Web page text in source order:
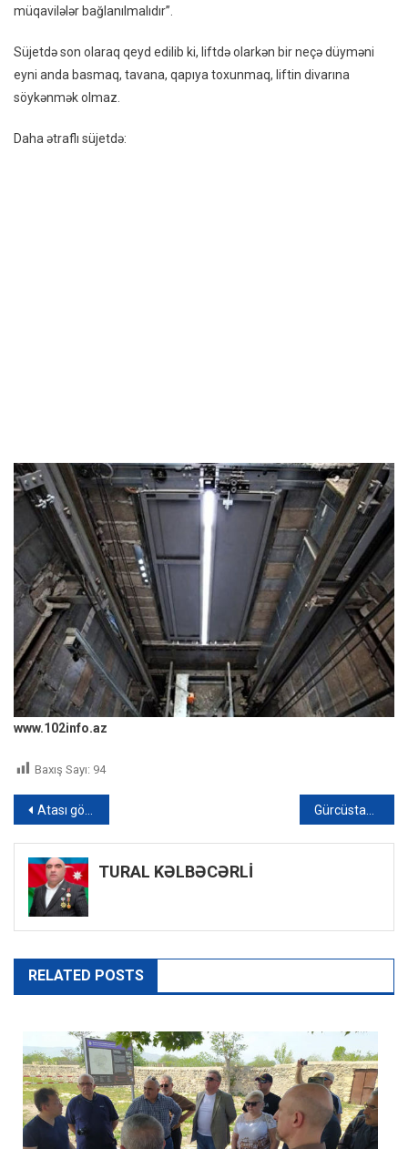
müqavilələr bağlanılmalıdır”.
Süjetdə son olaraq qeyd edilib ki, liftdə olarkən bir neçə düyməni
eyni anda basmaq, tavana, qapıya toxunmaq, liftin divarına
söykənmək olmaz.
Daha ətraflı süjetdə:
www.102info.az
Baxış Sayı: 94
Yazı
naviqasiyası
Atası gözləri qarşısında güllələnən ukraynalı Yuri yaşadığı dəhşətdən DANIŞDI – VİDEO
TURAL KƏLBƏCƏRLİ
RELATED POSTS